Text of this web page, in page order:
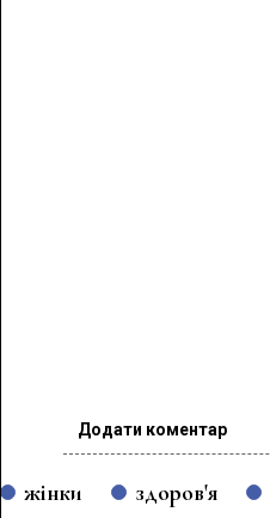
Додати коментар
жінки здоров'я